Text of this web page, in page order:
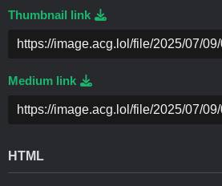
Thumbnail link
Medium link
HTML